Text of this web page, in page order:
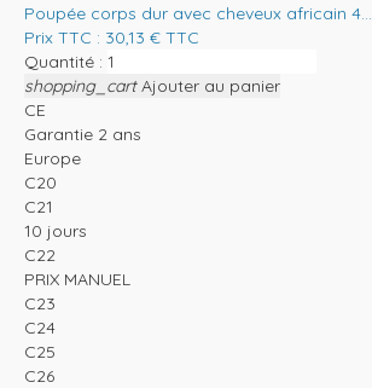
Poupée corps dur avec cheveux africain 4...
Prix TTC : 30,13 € TTC
Quantité :
shopping_cart Ajouter au panier
CE
Garantie 2 ans
Europe
C20
C21
10 jours
C22
PRIX MANUEL
C23
C24
C25
C26